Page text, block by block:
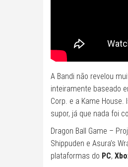
A Bandi não revelou
inteiramente baseado
Corp. e a Kame
supor, já que nada foi
Dragon Ball Game –
Shippuden e Asura’s
plataformas do PC,